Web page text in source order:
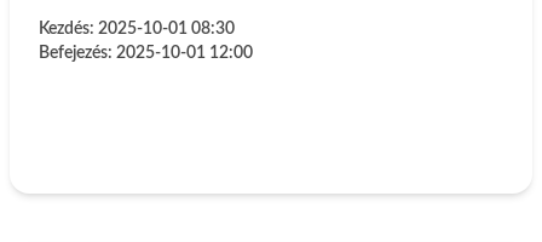
Kezdés: 2025-10-01 08:30
Befejezés: 2025-10-01 12:00